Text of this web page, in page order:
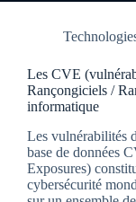
Les CVE
Rançongiciels /
informatique
Les vulnérabilités
base de données
Exposures)
cybersécurité